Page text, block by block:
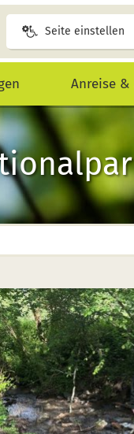
Seite einstellen
Anreise